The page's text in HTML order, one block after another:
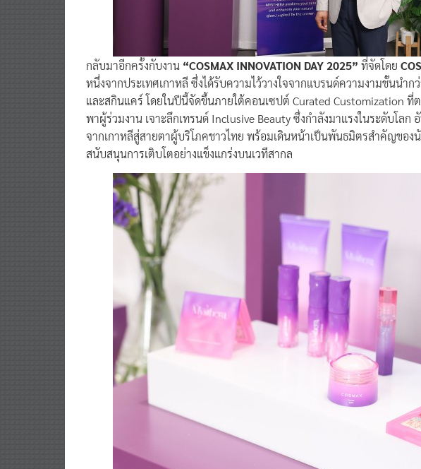
กลับมาอีกครั้งกับงาน “COSMAX INNOVATION DAY 2025” ที่จัดโดย
หนึ่งจากประเทศเกาหลี ซึ่งได้รับความไว้วางใจจากแบรนด์ความงามชั้นนำ
และสกินแคร์ โดยในปีนี้จัดขึ้นภายใต้คอนเซปต์ Curated Customization
พาผู้ร่วมงาน เจาะลึกเทรนด์ Inclusive Beauty ซึ่งกำลังมาแรงในระดับโลก
จากเกาหลีสู่สายตาผู้บริโภคชาวไทย พร้อมเดินหน้าเป็นพันธมิตรสำคัญของ
สนับสนุนการเติบโตอย่างแข็งแกร่งบนเวทีสากล